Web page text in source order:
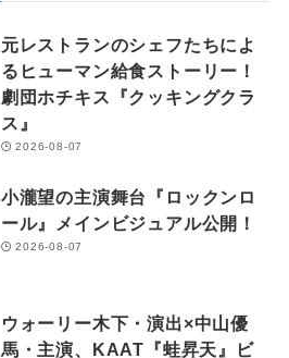
元レストランのシェフたちによ
るヒューマン給食ストーリー！
劇団ホチキス『クッキングクラ
ス』
2026-08-07
小瀧望の主演舞台『ロックンロ
ール』メインビジュアル公開！
2026-08-07
ウォーリー木下・演出×中山優
馬・主演、KAAT『蛙昇天』ビ